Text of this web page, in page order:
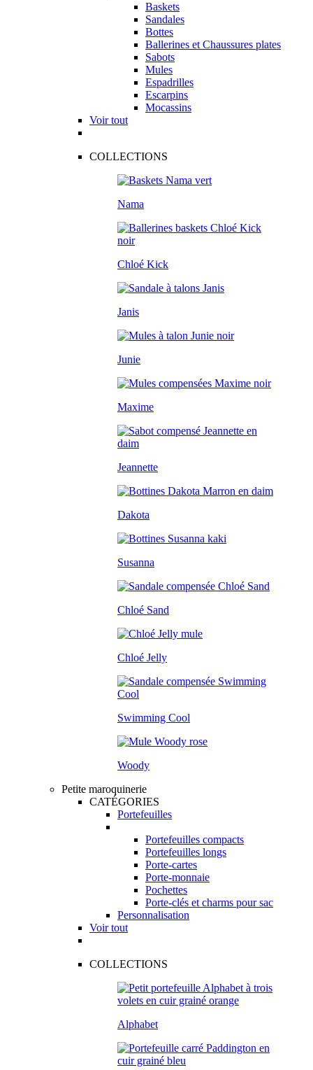
Baskets
Sandales
Bottes
Ballerines et Chaussures plates
Sabots
Mules
Espadrilles
Escarpins
Mocassins
Voir tout
COLLECTIONS
Nama
Chloé Kick
Janis
Junie
Maxime
Jeannette
Dakota
Susanna
Chloé Sand
Chloé Jelly
Swimming Cool
Woody
Petite maroquinerie
CATÉGORIES
Portefeuilles
Portefeuilles compacts
Portefeuilles longs
Porte-cartes
Porte-monnaie
Pochettes
Porte-clés et charms pour sac
Personnalisation
Voir tout
COLLECTIONS
Alphabet